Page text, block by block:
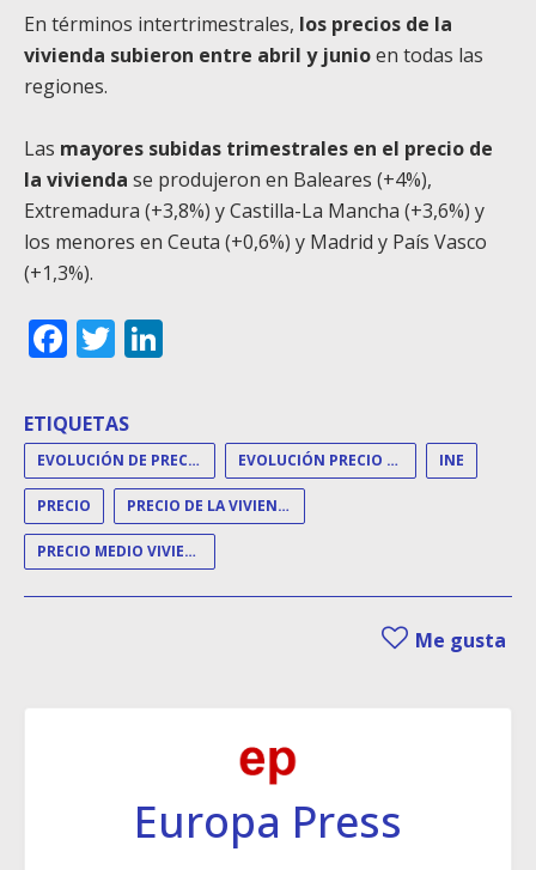
En términos intertrimestrales, los precios de la
vivienda subieron entre abril y junioen todas las
regiones.
Las mayores subidas trimestrales en el precio de
la vivienda se produjeron en Baleares (+4%),
Extremadura (+3,8%) y Castilla-La Mancha (+3,6%) y
los menores en Ceuta (+0,6%) y Madrid y País Vasco
(+1,3%).
Facebook
Twitter
ETIQUETAS
EVOLUCIÓN DE PRECIOS EVOLUCIÓN PRECIO VIVIENDA INE
PRECIO PRECIO DE LA VIVIENDA
PRECIO MEDIO VIVIENDA
Me gusta
Europa Press